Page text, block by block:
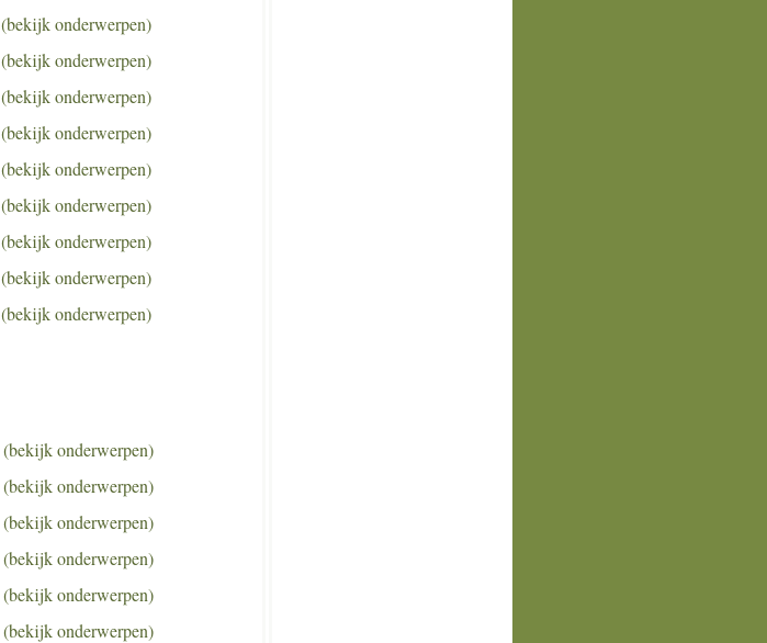
(bekijk onderwerpen)
(bekijk onderwerpen)
(bekijk onderwerpen)
(bekijk onderwerpen)
(bekijk onderwerpen)
(bekijk onderwerpen)
(bekijk onderwerpen)
(bekijk onderwerpen)
(bekijk onderwerpen)
(bekijk onderwerpen)
(bekijk onderwerpen)
(bekijk onderwerpen)
(bekijk onderwerpen)
(bekijk onderwerpen)
(bekijk onderwerpen)